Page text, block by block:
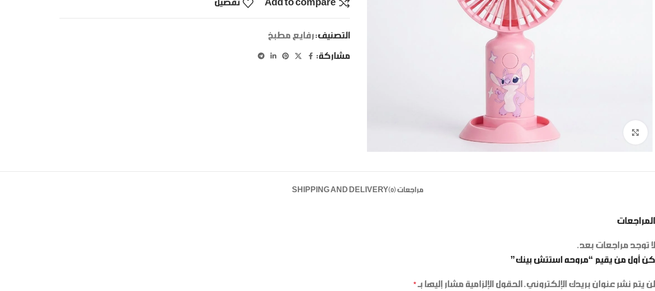
Add to compare تفضيل
التصنيف:رفايع مطبخ
مشاركة:
مراجعات (0) SHIPPING AND DELIVERY
المراجعات
لا توجد مراجعات بعد.
كن أول من يقيم “مروحه استتش بينك”
لن يتم نشر عنوان بريدك الإلكتروني. الحقول الإلزامية مشار إليها بـ *